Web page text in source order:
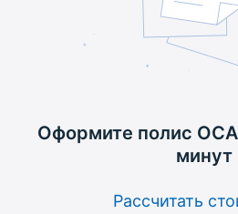
Оформите полис
минут
Рассчитать